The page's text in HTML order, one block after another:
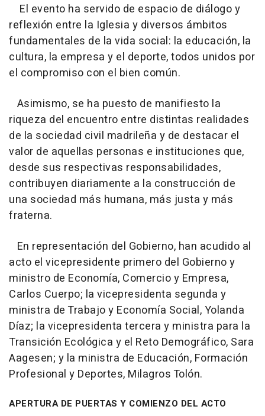
El evento ha servido de espacio de diálogo y
reflexión entre la Iglesia y diversos ámbitos
fundamentales de la vida social: la educación, la
cultura, la empresa y el deporte, todos unidos por
el compromiso con el bien común.
Asimismo, se ha puesto de manifiesto la
riqueza del encuentro entre distintas realidades
de la sociedad civil madrileña y de destacar el
valor de aquellas personas e instituciones que,
desde sus respectivas responsabilidades,
contribuyen diariamente a la construcción de
una sociedad más humana, más justa y más
fraterna.
En representación del Gobierno, han acudido al
acto el vicepresidente primero del Gobierno y
ministro de Economía, Comercio y Empresa,
Carlos Cuerpo; la vicepresidenta segunda y
ministra de Trabajo y Economía Social, Yolanda
Díaz; la vicepresidenta tercera y ministra para la
Transición Ecológica y el Reto Demográfico, Sara
Aagesen; y la ministra de Educación, Formación
Profesional y Deportes, Milagros Tolón.
APERTURA DE PUERTAS Y COMIENZO DEL ACTO